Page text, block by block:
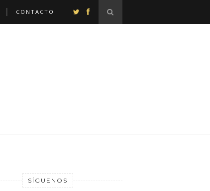
CONTACTO
SÍGUENOS